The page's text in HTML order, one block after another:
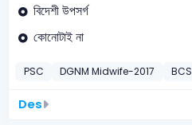
বিদেশী উপসর্গ
কোনোটাই না
PSC DGNM Midwife-2017 BCS
Des